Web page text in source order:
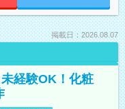
掲載日：2026.08.07
経験OK！化粧